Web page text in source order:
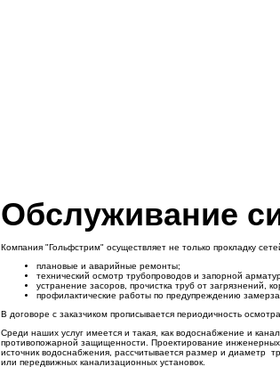
Обслуживание
Компания "Гольфстрим" осуществляет не только прокладку
плановые и аварийные ремонты;
технический осмотр трубопроводов и запорной
устранение засоров, прочистка труб от загрязнений,
профилактические работы по предупреждению
В договоре с заказчиком прописывается периодичность
Среди наших услуг имеется и такая, как водоснабжение и
противопожарной защищенности. Проектирование инженерных
источник водоснабжения, рассчитывается размер и диаметр
или передвижных канализационных установок.